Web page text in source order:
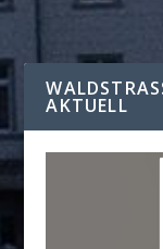
KTUELL